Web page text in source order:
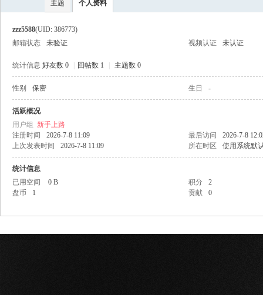
主题 个人资料
zzz5588(UID: 386773)
邮箱状态
未验证 视频认证 未认证
统计信息 好友数 0 回帖数 1 主题数 0
性别 保密 生日 -
活跃概况
用户组 新手上路
注册时间
2026-7-8 11:09 最后访问
2026-7-8
上次发表时间
2026-7-8 11:09 所在时区 使用系统默
统计信息
已用空间
0 B 积分
2
盘币
1 贡献 0